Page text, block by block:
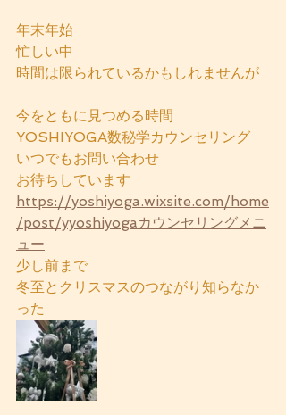
年末年始
忙しい中
時間は限られているかもしれませんが
今をともに見つめる時間
YOSHIYOGA数秘学カウンセリング
いつでもお問い合わせ
お待ちしています
https://yoshiyoga.wixsite.com/home
/post/yyoshiyogaカウンセリングメニ
ュー
少し前まで
冬至とクリスマスのつながり知らなか
った